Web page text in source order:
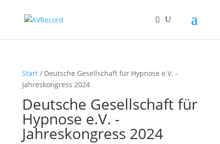
Start/ Deutsche Gesellschaft für Hypnose e.V. -
Jahreskongress 2024
Deutsche Gesellschaft für
Hypnose e.V. -
Jahreskongress 2024